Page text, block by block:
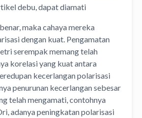
debu, dapat diamati
maka cahaya mereka
dengan kuat. Pengamatan
serempak memang telah
korelasi yang kuat antara
kecerlangan polarisasi
penurunan kecerlangan sebesar
telah mengamati, contohnya
adanya peningkatan polarisasi